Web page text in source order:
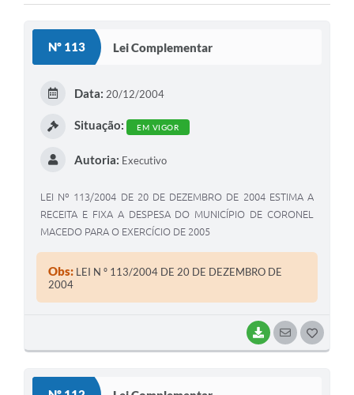
Nº 113 Lei Complementar
BAIXARSEGUIR
Data: 20/12/2004
Situação: EM VIGOR
Autoria: Executivo
LEI Nº 113/2004 DE 20 DE DEZEMBRO DE 2004 ESTIMA A
RECEITA E FIXA A DESPESA DO MUNICÍPIO DE CORONEL
MACEDO PARA O EXERCÍCIO DE 2005
Obs: LEI N º 113/2004 DE 20 DE DEZEMBRO DE
2004